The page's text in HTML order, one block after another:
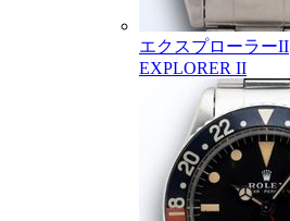
エクスプローラーII
EXPLORER II